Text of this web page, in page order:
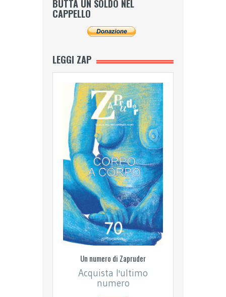
BUTTA UN SOLDO NEL
CAPPELLO
LEGGI ZAP
Un numero di Zapruder
Acquista l'ultimo
numero